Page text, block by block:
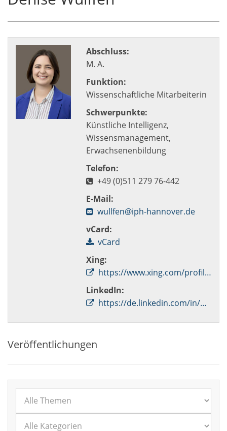
Abschluss:
M. A.
Funktion:
Wissenschaftliche Mitarbeiterin
Schwerpunkte:
Künstliche Intelligenz,
Wissensmanagement,
Erwachsenenbildung
Telefon:
+49 (0)511 279 76-442
E-Mail:
wullfen@iph-hannover.de
vCard:
vCard
Xing:
https://www.xing.com/profile/Denise_Wullfen
LinkedIn:
https://de.linkedin.com/in/denise-wullfen-07b5991a2
Veröffentlichungen